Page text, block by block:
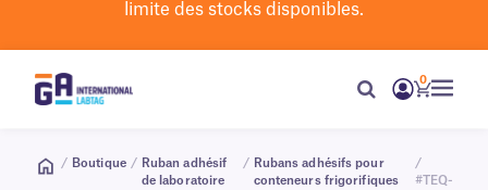
limite des stocks disponibles.
0
/ Boutique / Ruban adhésif
de laboratoire
/ Rubans adhésifs pour
conteneurs frigorifiques
/
#TEQ-